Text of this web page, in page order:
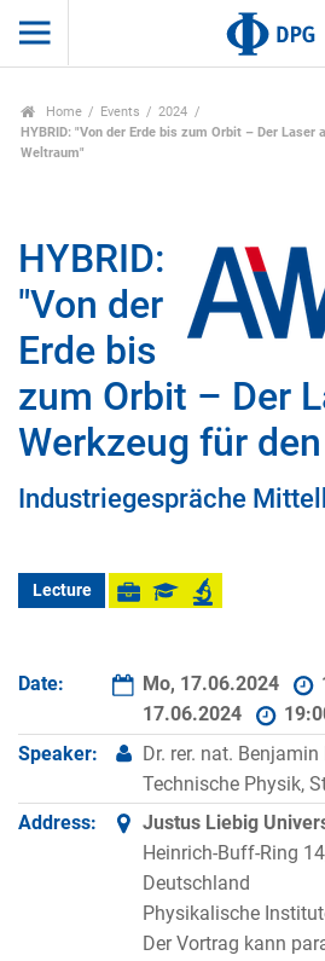
Home Events
2024
HYBRID: "Von der Erde bis zum Orbit – Der Laser
Weltraum"
HYBRID:
"Von der
Erde bis
zum Orbit – Der
Werkzeug für
Industriegespräche
Lecture
Date: Mo, 17.06.2024
17.06.2024
Speaker:
Dr. rer. nat.
Technische Physik,
Address:
Justus Liebig
Heinrich-Buff-Ring
Deutschland
Physikalische
Der Vortrag kann